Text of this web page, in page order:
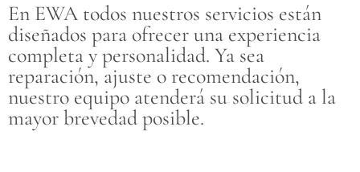
En EWA todos nuestros servicios están
diseñados para ofrecer una experiencia
completa y personalidad. Ya sea
reparación, ajuste o recomendación,
nuestro equipo atenderá su solicitud a la
mayor brevedad posible.